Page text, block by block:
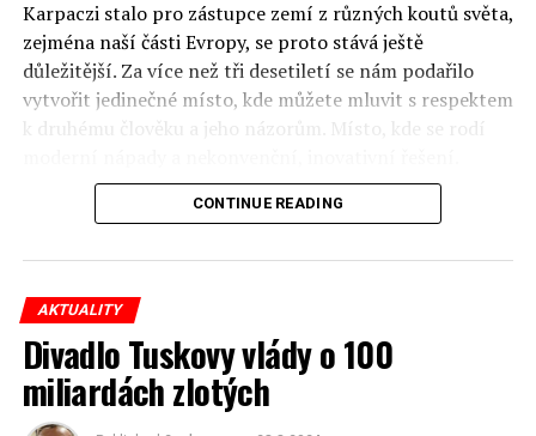
Karpaczi stalo pro zástupce zemí z různých koutů světa,
zejména naší části Evropy, se proto stává ještě
důležitější. Za více než tři desetiletí se nám podařilo
vytvořit jedinečné místo, kde můžete mluvit s respektem
k druhému člověku a jeho názorům. Místo, kde se rodí
Polsko musí mít instituce, jejichž horizont činnosti je
politický tým. Pouze to vám dává šanci skutečně řešit
problémy. Hosty Fóra jsou prezidenti, předsedové vlád,
ministři, politici a představitelé samosprávy, prezidenti
korporací, lidé z kultury, renomovaní vědci, novináři a
zástupci nevládních organizací.
CONTINUE READING
AKTUALITY
Divadlo Tuskovy vlády o 100
miliardách zlotých